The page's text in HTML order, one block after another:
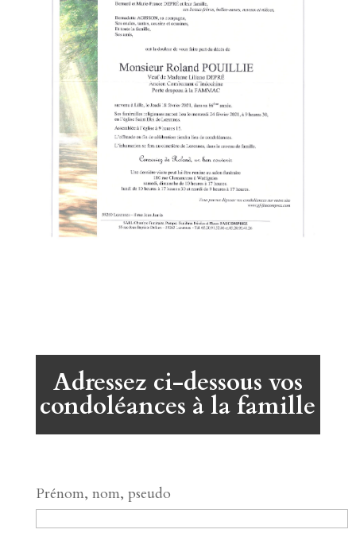
Adressez ci-dessous vos
condoléances à la famille
Prénom, nom, pseudo